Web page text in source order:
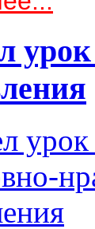
урок